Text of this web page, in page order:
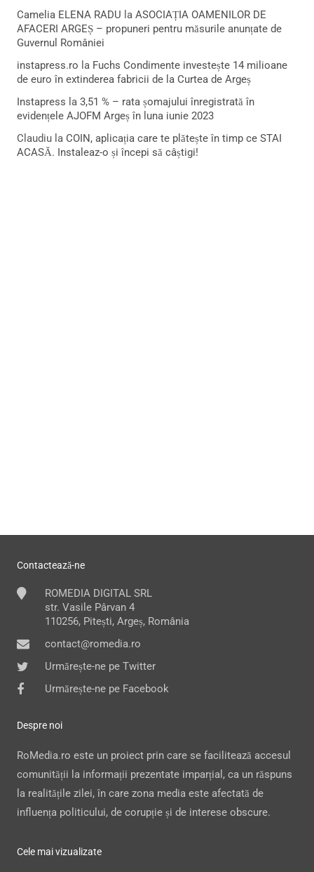
Camelia ELENA RADU la ASOCIAȚIA OAMENILOR DE
AFACERI ARGEȘ – propuneri pentru măsurile anunțate de
Guvernul României
instapress.ro la Fuchs Condimente investește 14 milioane
de euro în extinderea fabricii de la Curtea de Argeș
Instapress la 3,51 % – rata șomajului înregistrată în
evidențele AJOFM Argeș în luna iunie 2023
Claudiu la COIN, aplicația care te plătește în timp ce STAI
ACASĂ. Instaleaz-o și începi să câștigi!
Contactează-ne
ROMEDIA DIGITAL SRL
str. Vasile Pârvan 4
110256, Pitești, Argeș, România
contact@romedia.ro
Urmărește-ne pe Twitter
Urmărește-ne pe Facebook
Despre noi
RoMedia.ro este un proiect prin care se facilitează accesul
comunității la informații prezentate imparțial, ca un răspuns
la realitățile zilei, în care zona media este afectată de
influența politicului, de corupție și de interese obscure.
Cele mai vizualizate